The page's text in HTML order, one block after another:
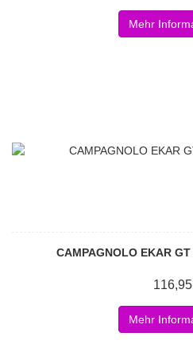
Mehr
CAMPAGNOLO EKAR
Mehr